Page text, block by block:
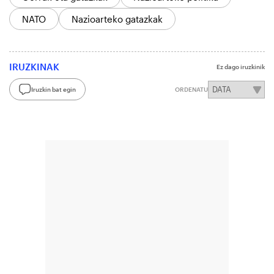
NATO
Nazioarteko gatazkak
IRUZKINAK Ez dago iruzkinik
Iruzkin bat egin ORDENATU